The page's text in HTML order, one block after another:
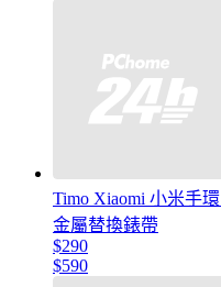
Timo Xiaomi 小米手
金屬替換錶帶
$290
$590